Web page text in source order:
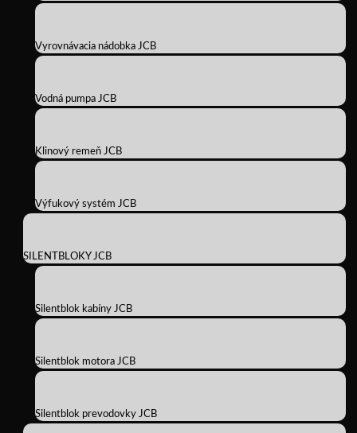
Vyrovnávacia nádobka JCB
Vodná pumpa JCB
Klinový remeň JCB
Výfukový systém JCB
SILENTBLOKY JCB
Silentblok kabíny JCB
Silentblok motora JCB
Silentblok prevodovky JCB